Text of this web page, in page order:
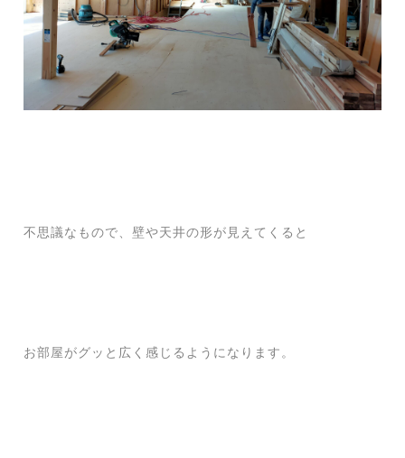
不思議なもので、壁や天井の形が見えてくると
お部屋がグッと広く感じるようになります。